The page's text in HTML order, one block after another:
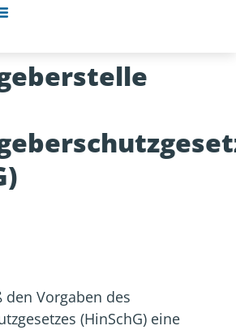
Vorgaben des
(HinSchG) eine